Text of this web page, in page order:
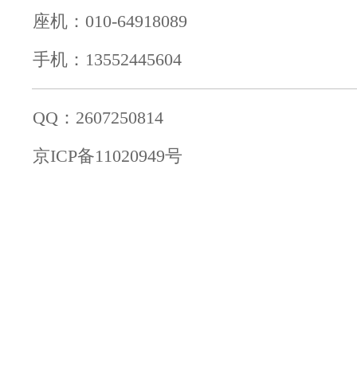
座机：010-64918089
手机：13552445604
QQ：2607250814
京ICP备11020949号